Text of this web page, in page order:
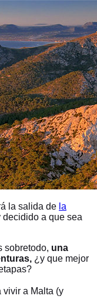
la salida de la
decidido a que sea
sobretodo, una
¿y que mejor
vivir a Malta (y